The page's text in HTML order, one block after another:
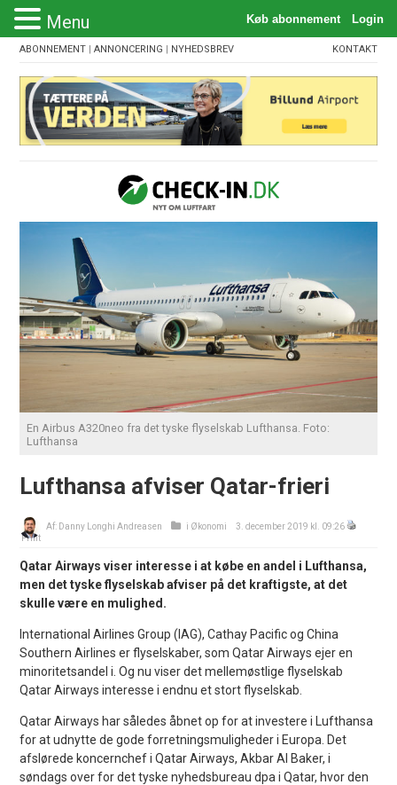
ABONNEMENT |ANNONCERING | NYHEDSBREV KONTAKT
En Airbus A320neo fra det tyske flyselskab Lufthansa. Foto:
Lufthansa
Lufthansa afviser Qatar-frieri
Af: Danny Longhi Andreasen i Økonomi
3. december 2019 kl. 09:26
Print
Qatar Airways viser interesse i at købe en andel i Lufthansa,
men det tyske flyselskab afviser på det kraftigste, at det
skulle være en mulighed.
International Airlines Group (IAG), Cathay Pacific og China
Southern Airlines er flyselskaber, som Qatar Airways ejer en
minoritetsandel i. Og nu viser det mellemøstlige flyselskab
Qatar Airways interesse i endnu et stort flyselskab.
Qatar Airways har således åbnet op for at investere i Lufthansa
for at udnytte de gode forretningsmuligheder i Europa. Det
afslørede koncernchef i Qatar Airways, Akbar Al Baker, i
søndags over for det tyske nyhedsbureau dpa i Qatar, hvor den
Menu